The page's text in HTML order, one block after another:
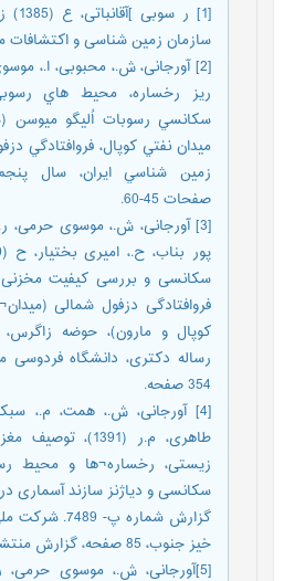
[1] ر
سازمان زمین شناسی و اکتشافات
ريز رخساره، محيط هاي
سكانسي رسوبات اُليگو ميوسن
ميدان نفتي كوپال، فروافتادگي
زمين شناسي ايران، سال
صفحات 45-60.
[3] آورجانی، ش.، موسوی حرمی،
سکانسی و بررسی کیفیت مخزنی
فروافتادگی دزفول شمالی
کوپال و مارون)، حوضه
354 صفحه.
[4] آورجانی، ش.، همت، م.،
طاهری، م.ر (1391)،
زیستی، رخساره¬ها و محیط
سکانسی و دیاژنز سازند آسماری
گزارش شماره پ-
خیز جنوب، 85 صفحه، گزارش منتشر نشده.
[5]آورجانی، ش.، موسوی حرمی،